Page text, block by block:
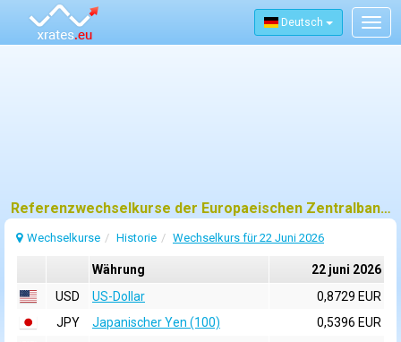
Deutsch
Referenzwechselkurse der Europaeischen Zentralbank (EZB) fuer 22 juni 2026
Wechselkurse Historie Wechselkurs für 22 Juni 2026
Währung
22 juni 2026
USD
US-Dollar
0,8729 EUR
JPY
Japanischer Yen (100)
0,5396 EUR